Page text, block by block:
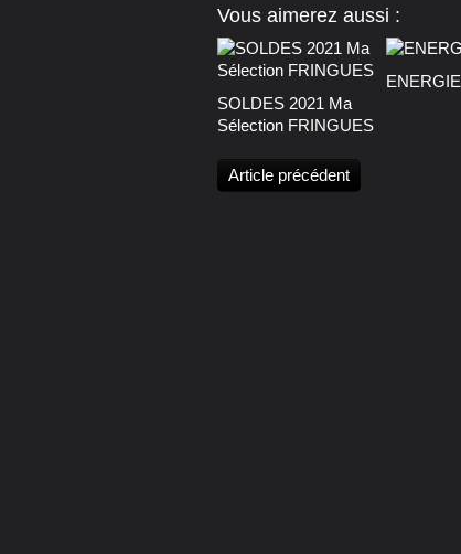
Vous aimerez aussi :
SOLDES 2021 Ma
Sélection FRINGUES
ENERGIE
Article précédent